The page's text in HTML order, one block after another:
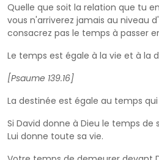
Quelle que soit la relation que tu
vous n'arriverez jamais au niveau
consacrez pas le temps à passer
Le temps est égale à la vie et à la
[Psaume 139.16]
La destinée est égale au temps
Si David donne à Dieu le temps de
Lui donne toute sa vie.